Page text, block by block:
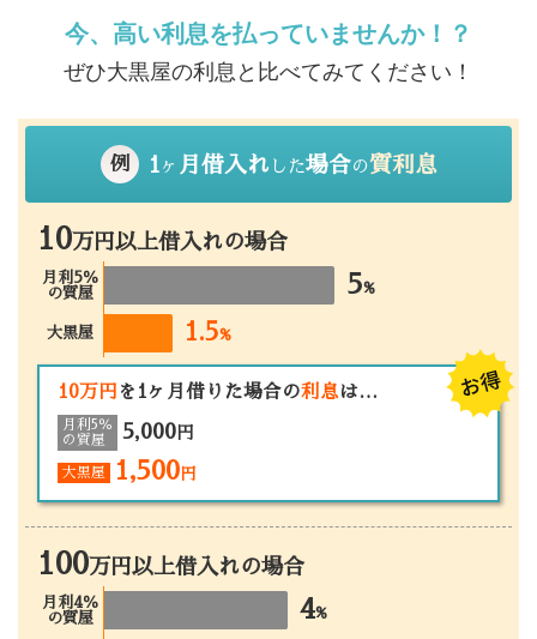
今、高い利息を払っていませんか！？
ぜひ大黒屋の利息と比べてみてください！
例 1 ヶ 月借入れ した場合の質利息
10万円以上借入れの場合
月利5％
の質屋
5%
大黒屋 1.5%
10万円 を1ヶ月借りた場合の利息は…
月利5％
の質屋
5,000 円
大黒屋 1,500 円
100万円以上借入れの場合
月利4％
の質屋
4%